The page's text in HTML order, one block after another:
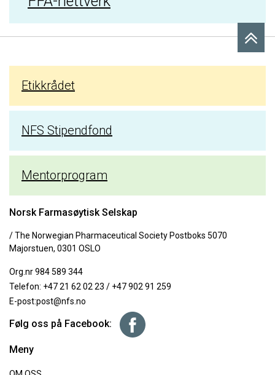
Etikkrådet
NFS Stipendfond
Mentorprogram
Norsk Farmasøytisk Selskap
/ The Norwegian Pharmaceutical Society Postboks 5070
Majorstuen, 0301 OSLO
Org.nr 984 589 344
Telefon: +47 21 62 02 23 / +47 902 91 259
E-post:post@nfs.no
Følg oss på Facebook:
Meny